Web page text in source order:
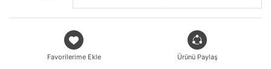
Favorilerime Ekle Ürünü Paylaş